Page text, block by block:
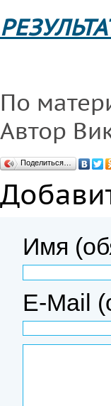
По
Автор
Поделиться…
Имя
E-Mail